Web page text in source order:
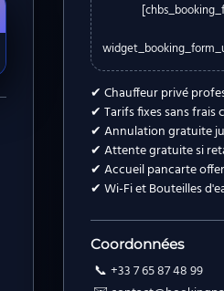
✔ Chauffeur privé
✔ Tarifs fixes sans frais
✔ Annulation gratuite
✔ Attente gratuite si
✔ Accueil pancarte
✔ Wi-Fi et Bouteilles
Coordonnées
📞 +33 7 65 87 48 99